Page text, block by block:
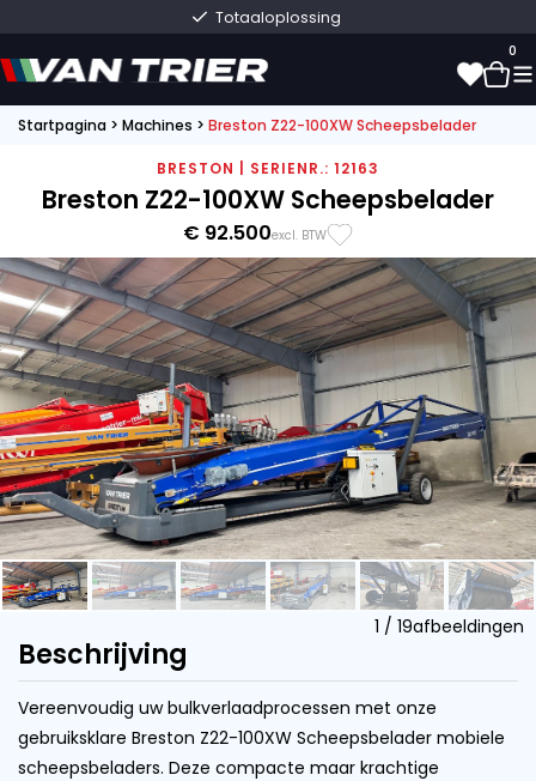
Totaaloplossing
0
Startpagina > Machines > Breston Z22-100XW Scheepsbelader
BRESTON | SERIENR.: 12163
Breston Z22-100XW Scheepsbelader
€ 92.500excl. BTW
1 / 19afbeeldingen
Beschrijving
Vereenvoudig uw bulkverlaadprocessen met onze
gebruiksklare Breston Z22-100XW Scheepsbelader mobiele
scheepsbeladers. Deze compacte maar krachtige